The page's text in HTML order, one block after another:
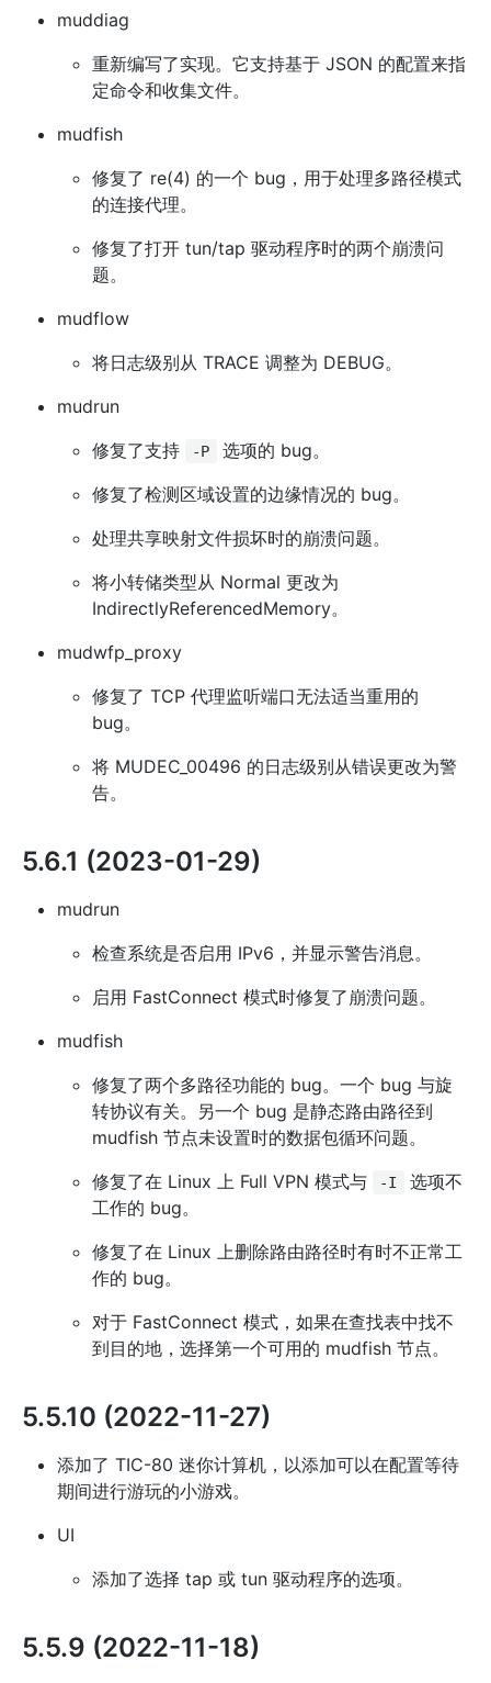
muddiag
重新编写了实现。它支持基于 JSON 的配置来指
定命令和收集文件。
mudfish
修复了 re(4) 的一个 bug，用于处理多路径模式
的连接代理。
修复了打开 tun/tap 驱动程序时的两个崩溃问
题。
mudflow
将日志级别从 TRACE 调整为 DEBUG。
mudrun
修复了支持
-P
选项的 bug。
修复了检测区域设置的边缘情况的 bug。
处理共享映射文件损坏时的崩溃问题。
将小转储类型从 Normal 更改为
IndirectlyReferencedMemory。
mudwfp_proxy
修复了 TCP 代理监听端口无法适当重用的
bug。
将 MUDEC_00496 的日志级别从错误更改为警
告。
5.6.1 (2023-01-29)
mudrun
检查系统是否启用 IPv6，并显示警告消息。
启用 FastConnect 模式时修复了崩溃问题。
mudfish
修复了两个多路径功能的 bug。一个 bug 与旋
转协议有关。另一个 bug 是静态路由路径到
mudfish 节点未设置时的数据包循环问题。
修复了在 Linux 上 Full VPN 模式与
-I
选项不
工作的 bug。
修复了在 Linux 上删除路由路径时有时不正常工
作的 bug。
对于 FastConnect 模式，如果在查找表中找不
到目的地，选择第一个可用的 mudfish 节点。
5.5.10 (2022-11-27)
添加了 TIC-80 迷你计算机，以添加可以在配置等待
期间进行游玩的小游戏。
UI
添加了选择 tap 或 tun 驱动程序的选项。
5.5.9 (2022-11-18)